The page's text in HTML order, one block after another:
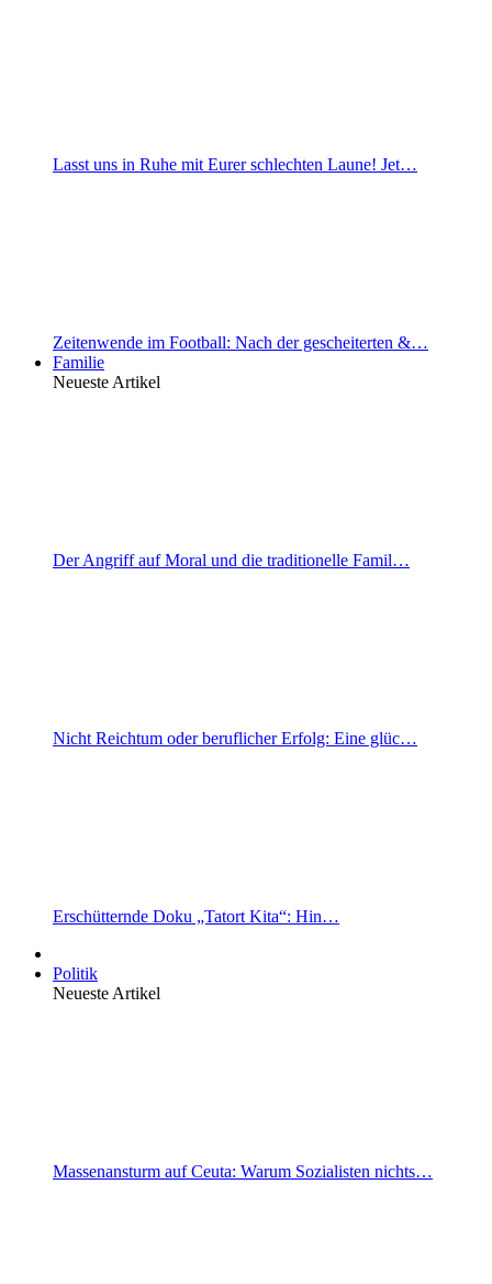
Lasst uns in Ruhe mit Eurer schlechten Laune! Jet…
Zeitenwende im Football: Nach der gescheiterten &…
Familie
Neueste Artikel
Der Angriff auf Moral und die traditionelle Famil…
Nicht Reichtum oder beruflicher Erfolg: Eine glüc…
Erschütternde Doku „Tatort Kita“: Hin…
Politik
Neueste Artikel
Massenansturm auf Ceuta: Warum Sozialisten nichts…